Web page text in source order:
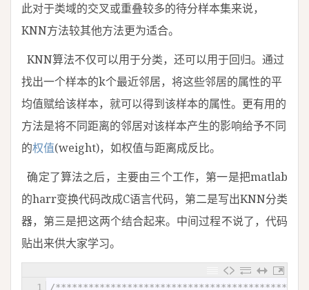
此对于类域的交叉或重叠较多的待分样本集来说，
KNN方法较其他方法更为适合。
KNN算法不仅可以用于分类，还可以用于回归。通过
找出一个样本的k个最近邻居，将这些邻居的属性的平
均值赋给该样本，就可以得到该样本的属性。更有用的
方法是将不同距离的邻居对该样本产生的影响给予不同
的权值(weight)，如权值与距离成反比。
确定了算法之后，主要由三个工作，第一是把matlab
的harr变换代码改成C语言代码，第二是写出KNN分类
器，第三是把这两个结合起来。中间过程不说了，代码
贴出来供大家学习。
1
/******************************************宏